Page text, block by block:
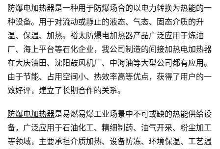
防爆电加热器是一种用于防爆场合的以电力转换为热能的一
种设备。用于对流动或静止的液态、气态、固态介质的升
温、保温、加热。裕太防爆电加热器产品广泛应用于炼油
厂、海上平台等石化企业，我公司制造的间接加热电加热器
在大庆油田、沈阳鼓风机厂、中海油等大型公司都有应用。
由于节能、占用空间小、热效率高等优点，获得了用户的一
致好评，建立了长期合作的关系。
防爆电加热器是易燃易爆工业场景中不可或缺的热能供给设
备，广泛应用于石油化工、精细制药、油气开采、粉尘加工
等领域，主要承担介质加热、设备防冻、环境保温、工艺温